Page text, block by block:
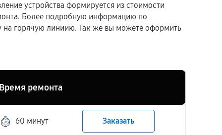
устройства формируется из стоимости
Более подробную информацию по
на горячую линиию. Так же вы можете оформить
Время ремонта
60 минут Заказать